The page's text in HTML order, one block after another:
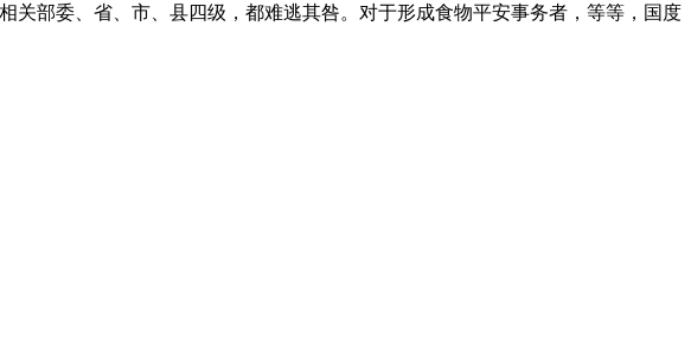
部委、省、市、县四级，都难逃其咎。对于形成食物平安事务者，等等，国度